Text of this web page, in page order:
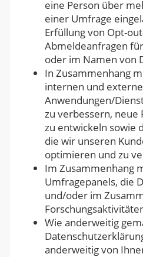
eine Person über
einer Umfrage
Erfüllung von Opt-
Abmeldeanfragen
oder im Namen von
In Zusammenhang
internen und
Anwendungen/
zu verbessern, neue
zu entwickeln sowie
die wir unseren
optimieren und zu
Im Zusammenhang
Umfragepanels, die
und/oder im
Wie anderweitig
anderweitig von